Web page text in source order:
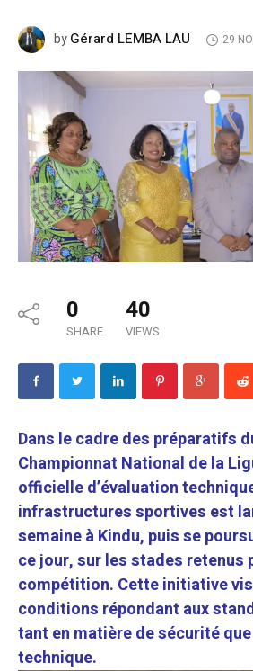
byGérard LEMBA LAU 29
0
SHARE
40
VIEWS
Dans le cadre des préparatifs
Championnat National de la
officielle d’évaluation
infrastructures sportives est
semaine à Kindu, puis se
ce jour, sur les stades retenus
compétition. Cette initiative
conditions répondant aux
tant en matière de sécurité
technique.